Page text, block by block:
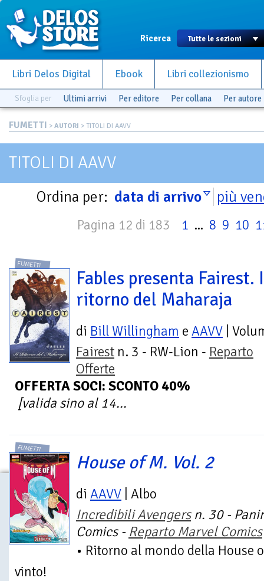
Ricerca
Libri Delos Digital Ebook Libri collezionismo
Sfoglia per Ultimi arrivi Per editore Per collana Per autore
FUMETTI > AUTORI > TITOLI DI AAVV
TITOLI DI AAVV
Ordina per: data di arrivo più
Pagina 12 di 183 1 ... 8 9 10
FUMETTI
Fables presenta Fairest.
ritorno del Maharaja
di Bill Willingham e AAVV |
Fairest n. 3 - RW-Lion - Reparto
Offerte
OFFERTA SOCI: SCONTO 40%
[valida sino al 14...
FUMETTI
House of M. Vol. 2
di AAVV | Albo
Incredibili Avengersn. 30 -
Comics - Reparto Marvel Comics
• Ritorno al mondo della House
vinto!